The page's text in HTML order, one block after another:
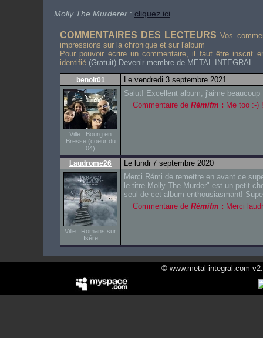
Molly The Murderer : cliquez ici
COMMENTAIRES DES LECTEURS Vos
impressions sur la chronique et sur l'album
Pour pouvoir écrire un commentaire, il faut être inscrit
identifié (Gratuit) Devenir membre de METAL INTEGRAL
benoit01 Le vendredi 3 septembre 2021
Ville : Bourg en
Bresse (coeur du
04)
Salut! Excellent album, j'aime beaucoup
Commentaire de Rémifm : Me too :-)
Laudrome26 Le lundi 7 septembre 2020
Ville : Romans sur
Isére
Merci Rémi de remettre en avant ce
le titre Molly The Murder" est un petit
seul de cet album enthousiasmant!
Commentaire de Rémifm : Merci
© www.metal-integral.com